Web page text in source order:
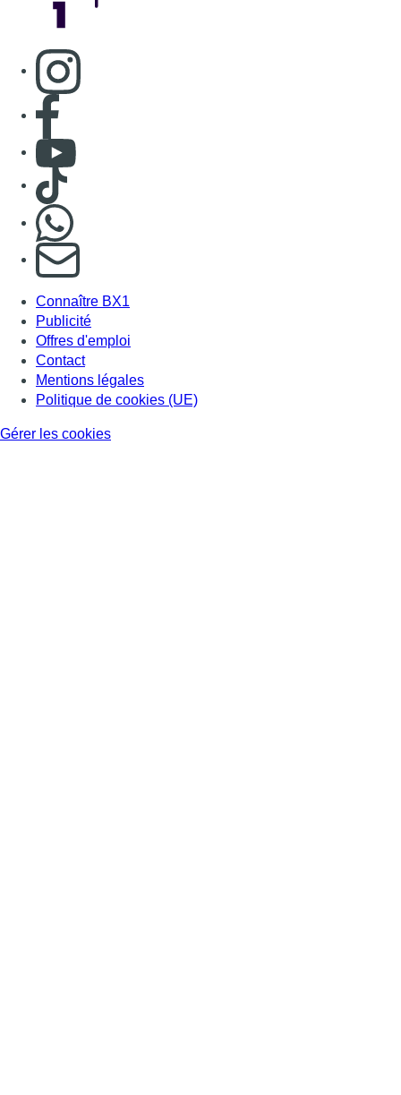
Consulter page Instagram
Consulter page Facebook
Consulter Youtube
Consulter TikTok
S'abonner à notre newsletter
Connaître BX1
Publicité
Offres d'emploi
Contact
Mentions légales
Politique de cookies (UE)
Gérer les cookies